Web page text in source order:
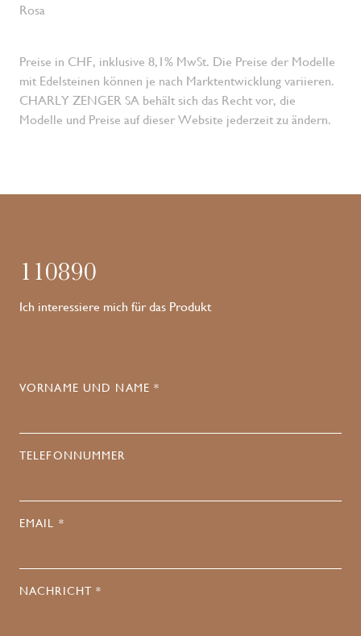
Rosa
Preise in CHF, inklusive 8,1% MwSt. Die Preise der Modelle
mit Edelsteinen können je nach Marktentwicklung variieren.
CHARLY ZENGER SA behält sich das Recht vor, die
Modelle und Preise auf dieser Website jederzeit zu ändern.
110890
Ich interessiere mich für das Produkt
VORNAME UND NAME *
TELEFONNUMMER
EMAIL *
NACHRICHT *